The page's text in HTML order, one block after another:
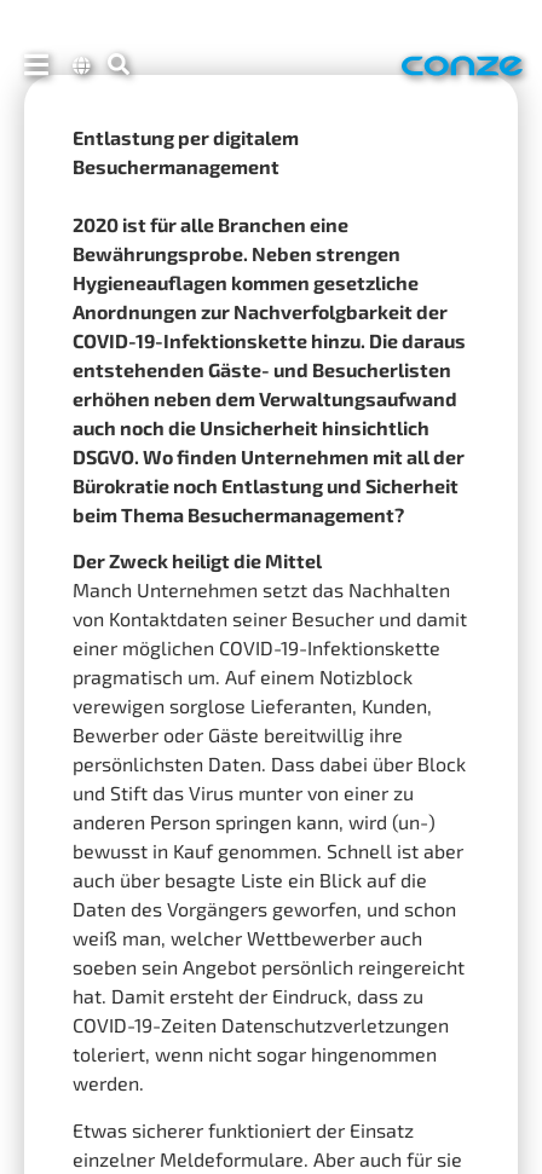
Entlastung per digitalem
Besuchermanagement
2020 ist für alle Branchen eine
Bewährungsprobe. Neben strengen
Hygieneauflagen kommen gesetzliche
Anordnungen zur Nachverfolgbarkeit der
COVID-19-Infektionskette hinzu. Die daraus
entstehenden Gäste- und Besucherlisten
erhöhen neben dem Verwaltungsaufwand
auch noch die Unsicherheit hinsichtlich
DSGVO. Wo finden Unternehmen mit all der
Bürokratie noch Entlastung und Sicherheit
beim Thema Besuchermanagement?
Der Zweck heiligt die Mittel
Manch Unternehmen setzt das Nachhalten
von Kontaktdaten seiner Besucher und damit
einer möglichen COVID-19-Infektionskette
pragmatisch um. Auf einem Notizblock
verewigen sorglose Lieferanten, Kunden,
Bewerber oder Gäste bereitwillig ihre
persönlichsten Daten. Dass dabei über Block
und Stift das Virus munter von einer zu
anderen Person springen kann, wird (un-)
bewusst in Kauf genommen. Schnell ist aber
auch über besagte Liste ein Blick auf die
Daten des Vorgängers geworfen, und schon
weiß man, welcher Wettbewerber auch
soeben sein Angebot persönlich reingereicht
hat. Damit ersteht der Eindruck, dass zu
COVID-19-Zeiten Datenschutzverletzungen
toleriert, wenn nicht sogar hingenommen
werden.
Etwas sicherer funktioniert der Einsatz
einzelner Meldeformulare. Aber auch für sie